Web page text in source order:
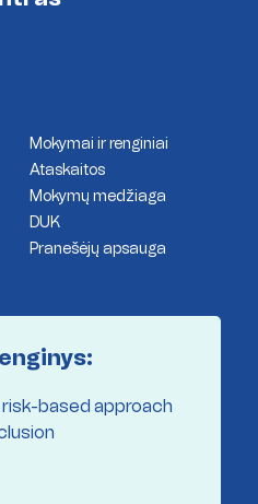
Mokymai ir renginiai
Ataskaitos
Mokymų medžiaga
DUK
Pranešėjų apsauga
based approach